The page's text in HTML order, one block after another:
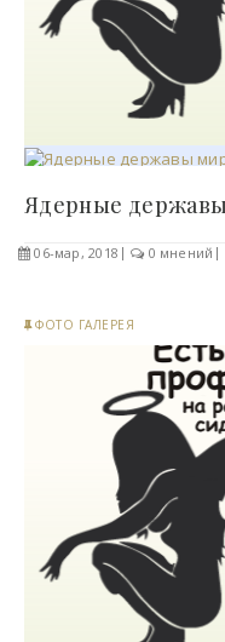
06-мар, 2018 0 мнений
ФОТО ГАЛЕРЕЯ